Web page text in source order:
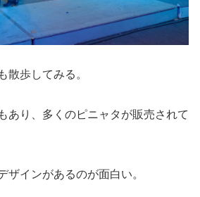
散歩してみる。
あり、多くのピニャタが販売されて
ザインがあるのが面白い。